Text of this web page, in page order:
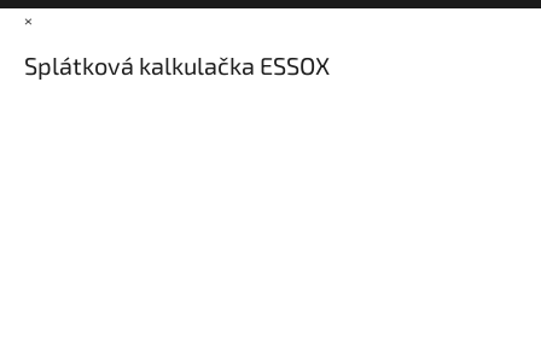
×
Splátková kalkulačka ESSOX